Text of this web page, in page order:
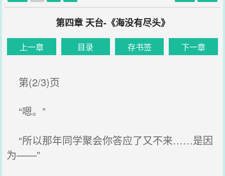
第四章 天台-《海没有尽头》
上一章 目录 存书签 下一章
第(2/3)页
“嗯。”
“所以那年同学聚会你答应了又不来……是因
为——”